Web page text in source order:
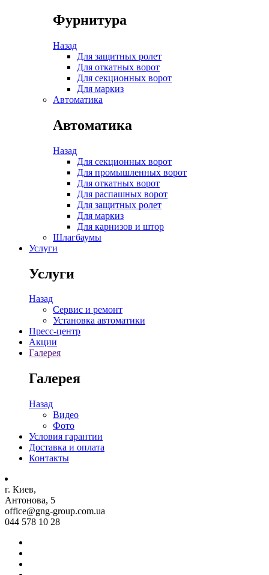
Фурнитура
Назад
Для защитных ролет
Для откатных ворот
Для секционных ворот
Для маркиз
Автоматика
Автоматика
Назад
Для секционных ворот
Для промышленных ворот
Для откатных ворот
Для распашных ворот
Для защитных ролет
Для маркиз
Для карнизов и штор
Шлагбаумы
Услуги
Услуги
Назад
Сервис и ремонт
Установка автоматики
Пресс-центр
Акции
Галерея
Галерея
Назад
Видео
Фото
Условия гарантии
Доставка и оплата
Контакты
г. Киев,
Антонова, 5
office@gng-group.com.ua
044 578 10 28